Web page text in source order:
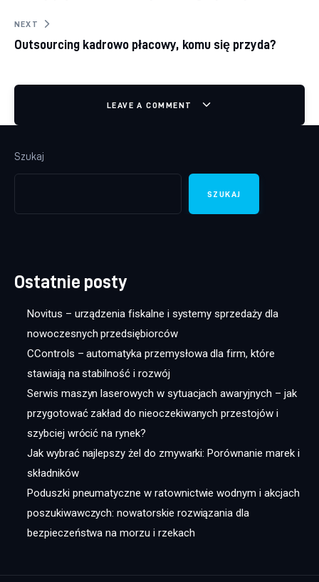
NEXT
Outsourcing kadrowo płacowy, komu się przyda?
LEAVE A COMMENT
Szukaj
SZUKAJ
Ostatnie posty
Novitus – urządzenia fiskalne i systemy sprzedaży dla
nowoczesnych przedsiębiorców
CControls – automatyka przemysłowa dla firm, które
stawiają na stabilność i rozwój
Serwis maszyn laserowych w sytuacjach awaryjnych – jak
przygotować zakład do nieoczekiwanych przestojów i
szybciej wrócić na rynek?
Jak wybrać najlepszy żel do zmywarki: Porównanie marek i
składników
Poduszki pneumatyczne w ratownictwie wodnym i akcjach
poszukiwawczych: nowatorskie rozwiązania dla
bezpieczeństwa na morzu i rzekach